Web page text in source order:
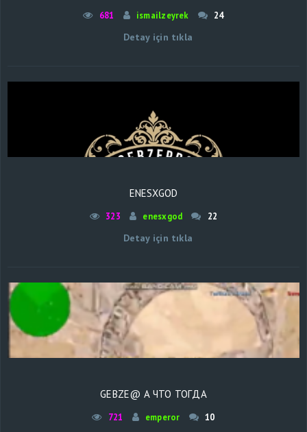
681 ismailzeyrek 24
Detay için tıkla
ENESXGOD
323 enesxgod 22
Detay için tıkla
GEBZE@ А ЧТО ТОГДА
721 emperor 10